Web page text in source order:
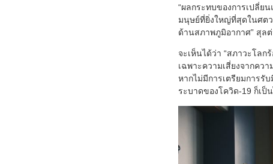
“ผลกระทบของการเปลี่ย
มนุษย์ที่ยิ่งใหญ่ที่สุดในศต
ด้านสภาพภูมิอากาศ” สุล
จะเห็นได้ว่า “สภาวะโล
เฉพาะความเสี่ยงจากคว
หากไม่มีการเตรียมการรั
ระบาดของโควิด-19 ก็เป็